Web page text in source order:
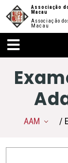
Associação
Macau
Associação
Macau
AAM /